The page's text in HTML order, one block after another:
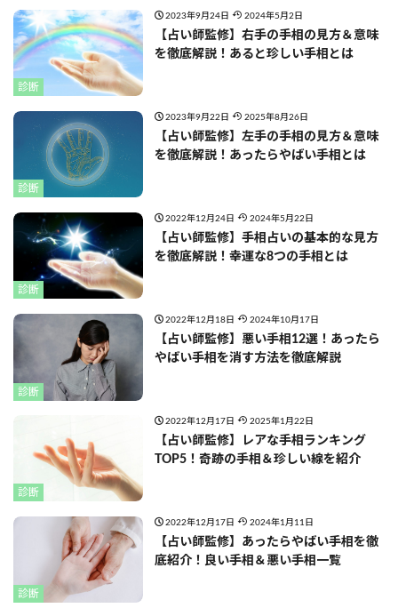
診断
2023年9月24日 2024年5月2日
【占い師監修】右手の手相の見方＆意味
を徹底解説！あると珍しい手相とは
診断
2023年9月22日 2025年8月26日
【占い師監修】左手の手相の見方＆意味
を徹底解説！あったらやばい手相とは
診断
2022年12月24日 2024年5月22日
【占い師監修】手相占いの基本的な見方
を徹底解説！幸運な8つの手相とは
診断
2022年12月18日 2024年10月17日
【占い師監修】悪い手相12選！あったら
やばい手相を消す方法を徹底解説
診断
2022年12月17日 2025年1月22日
【占い師監修】レアな手相ランキング
TOP5！奇跡の手相＆珍しい線を紹介
診断
2022年12月17日 2024年1月11日
【占い師監修】あったらやばい手相を徹
底紹介！良い手相＆悪い手相一覧